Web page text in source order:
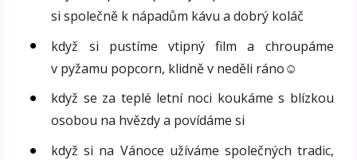
si společně k nápadům kávu a dobrý koláč
když si pustíme vtipný film a chroupáme
v pyžamu popcorn, klidně v neděli ráno☺
když se za teplé letní noci koukáme s blízkou
osobou na hvězdy a povídáme si
když si na Vánoce užíváme společných tradic,